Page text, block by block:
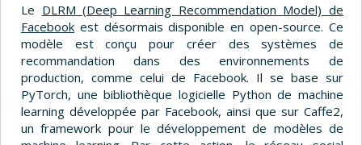
Le DLRM (Deep Learning Recommendation Model) de
Facebook est désormais disponible en open-source. Ce
modèle est conçu pour créer des systèmes de
recommandation dans des environnements de
production, comme celui de Facebook. Il se base sur
PyTorch, une bibliothèque logicielle Python de machine
learning développée par Facebook, ainsi que sur Caffe2,
un framework pour le développement de modèles de